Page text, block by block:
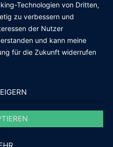
Technologien von Dritten,
zu verbessern und
der Nutzer
und kann meine
für die Zukunft widerrufen